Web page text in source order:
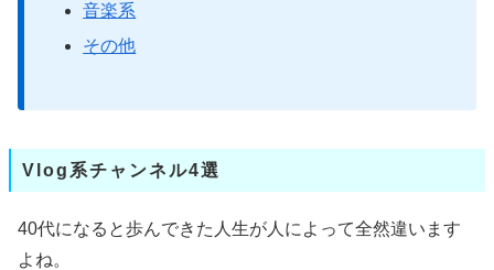
音楽系
その他
Vlog系チャンネル4選
40代になると歩んできた人生が人によって全然違います
よね。